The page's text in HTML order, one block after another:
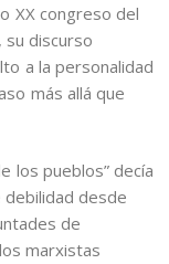
XX congreso del
su discurso
a la personalidad
más allá que
los pueblos” decía
desde
de
marxistas